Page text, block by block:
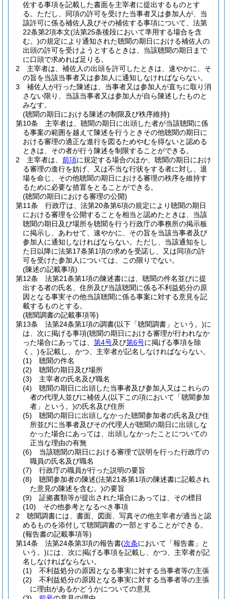
佐する事項を記載した書面を主宰者に提出するものとす
る。 ただし、同項の許可を受けた当事者又は参加人が、当
該許可に係る補佐人及びその補佐する事項について、法第
22条第2項本文(法第25条後段において準用する場合を含
む。)の規定により通知された聴聞の期日における補佐人の
出頭の許可を受けようとするときは、当該聴聞の期日まで
に口頭で求めれば足りる。
2
主宰者は、補佐人の出頭を許可したときは、速やかに、そ
の旨を当該当事者又は参加人に通知しなければならない。
3
補佐人が行った陳述は、当事者又は参加人が直ちに取り消
さない限り、当該当事者又は参加人が自ら陳述したものと
みなす。
(聴聞の期日における陳述の制限及び秩序維持)
第10条
主宰者は、聴聞の期日に出頭した者が当該聴聞に係
る事案の範囲を越えて陳述を行うときその他聴聞の期日に
おける審理の適正な進行を図るためやむを得ないと認める
ときは、その者が行う陳述を制限することができる。
2
主宰者は、 前項に規定する場合のほか、聴聞の期日におけ
る審理の進行を妨げ、又は不当な行状をする者に対し、退
場を命じ、その他聴聞の期日における審理の秩序を維持す
るために必要な措置をとることができる。
(聴聞の期日における審理の公開)
第11条
行政庁は、法第20条第6項の規定により聴聞の期日
における審理を公開することを相当と認めたときは、当該
聴聞の期日及び場所を聴聞を行う行政庁の事務所の掲示板
に掲示し、あわせて、速やかに、その旨を当該当事者及び
参加人に通知しなければならない。 ただし、当該通知をし
た日以降に法第17条第1項の求めを受諾し、又は同項の許
可を受けた参加人については、この限りでない。
(陳述の記載事項)
第12条
法第21条第1項の陳述書には、聴聞の件名並びに提
出する者の氏名、住所及び当該聴聞に係る不利益処分の原
因となる事実その他当該聴聞に係る事案に対する意見を記
載するものとする。
(聴聞調書の記載事項等)
第13条
法第24条第1項の調書(以下「聴聞調書」という。)に
は、次に掲げる事項(聴聞の期日における審理が行われなか
った場合にあっては、 第4号及び第6号に掲げる事項を除
く。)を記載し、かつ、主宰者が記名しなければならない。
(1)
聴聞の件名
(2)
聴聞の期日及び場所
(3)
主宰者の氏名及び職名
(4)
聴聞の期日に出頭した当事者及び参加人又はこれらの
者の代理人並びに補佐人(以下この項において「聴聞参加
者」という。)の氏名及び住所
(5)
聴聞の期日に出頭しなかった聴聞参加者の氏名及び住
所並びに当事者及びその代理人が聴聞の期日に出頭しな
かった場合にあっては、出頭しなかったことについての
正当な理由の有無
(6)
当該聴聞の期日における審理で説明を行った行政庁の
職員の氏名及び職名
(7)
行政庁の職員が行った説明の要旨
(8)
聴聞参加者の陳述(法第21条第1項の陳述書に記載され
た意見の陳述を含む。)の要旨
(9)
証拠書類等が提出された場合にあっては、その標目
(10)
その他参考となるべき事項
2
聴聞調書には、書面、図面、写真その他主宰者が適当と認
めるものを添付して聴聞調書の一部とすることができる。
(報告書の記載事項等)
第14条
法第24条第3項の報告書(次条において「報告書」と
いう。)には、次に掲げる事項を記載し、かつ、主宰者が記
名しなければならない。
(1)
不利益処分の原因となる事実に対する当事者等の主張
(2)
不利益処分の原因となる事実に対する当事者等の主張
に理由があるかどうかについての意見